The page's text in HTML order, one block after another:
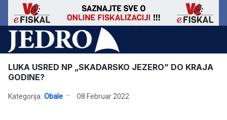
LUKA USRED NP „SKADARSKO JEZERO” DO KRAJA
GODINE?
Kategorija: Obale 08 Februar 2022